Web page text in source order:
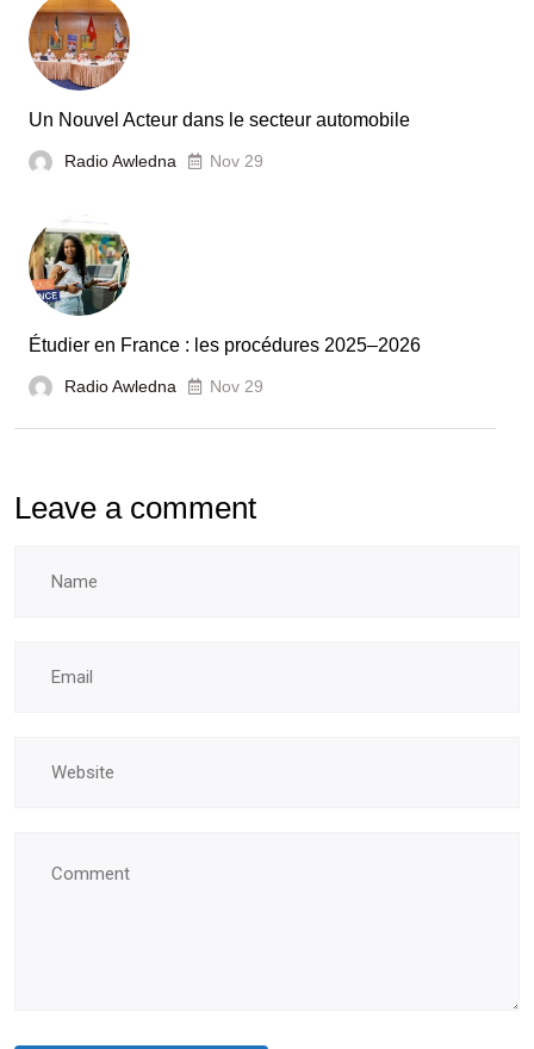
France
et
écoles
Un Nouvel Acteur dans le secteur automobile
Radio Awledna Nov 29
Étudier en France : les procédures 2025–2026
Radio Awledna Nov 29
Leave a comment